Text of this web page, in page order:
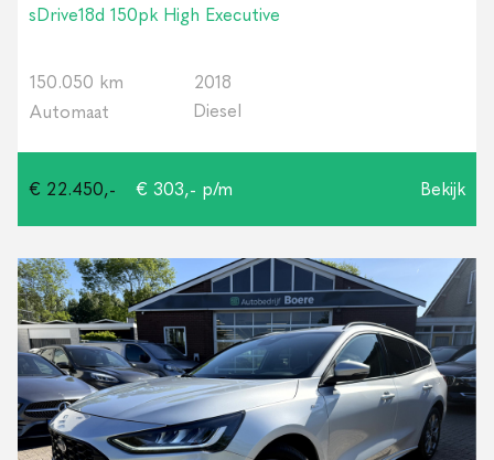
sDrive18d 150pk High Executive
150.050 km
2018
Automaat
Diesel
€ 22.450,- € 303,- p/m Bekijk